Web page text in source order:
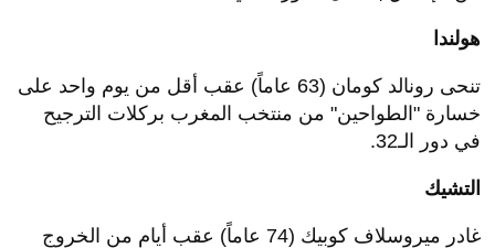
هولندا
تنحى رونالد كومان (63 عاماً) عقب أقل من يوم واحد على
خسارة "الطواحين" من منتخب المغرب بركلات الترجيح
في دور الـ32.
التشيك
غادر ميروسلاف كوبيك (74 عاماً) عقب أيام من الخروج